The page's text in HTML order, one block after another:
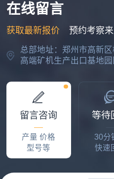
在线留言
获取最新报价 预约考察
总部地址：郑州市高新
高端矿机生产出口基地园
留言咨询
产量 价格
型号等
等待
30分
快速
2026-07-08 18:22:19
破碎沙石、日处理2千吨
2026-07-10 03:48:29
张老板
流动式，日产200立方
2026-07-13 16:49:25